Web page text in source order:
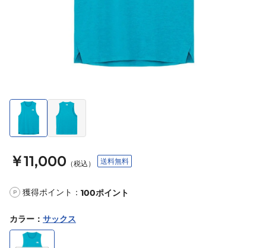
￥11,000 （税込） 送料無料
P 獲得ポイント： 100ポイント
カラー ： サックス